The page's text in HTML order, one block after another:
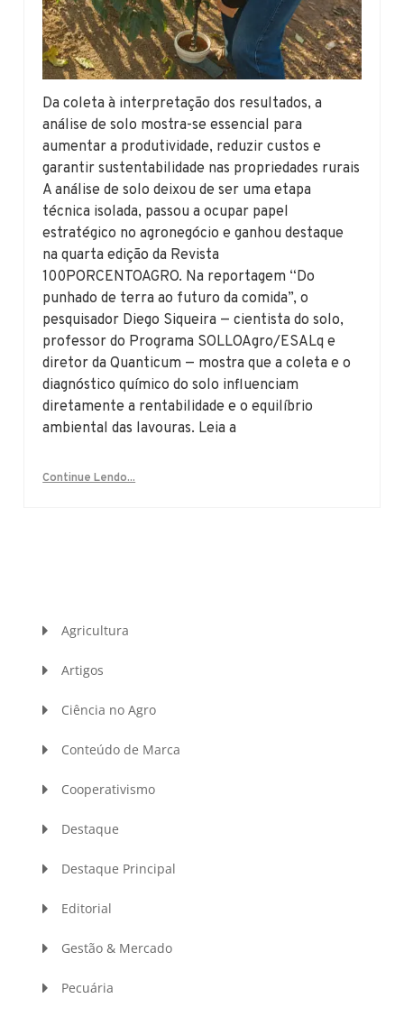
Da coleta à interpretação dos resultados, a
análise de solo mostra-se essencial para
aumentar a produtividade, reduzir custos e
garantir sustentabilidade nas propriedades rurais
A análise de solo deixou de ser uma etapa
técnica isolada, passou a ocupar papel
estratégico no agronegócio e ganhou destaque
na quarta edição da Revista
100PORCENTOAGRO. Na reportagem “Do
punhado de terra ao futuro da comida”, o
pesquisador Diego Siqueira — cientista do solo,
professor do Programa SOLLOAgro/ESALq e
diretor da Quanticum — mostra que a coleta e o
diagnóstico químico do solo influenciam
diretamente a rentabilidade e o equilíbrio
ambiental das lavouras. Leia a
Continue Lendo...
Agricultura
Artigos
Ciência no Agro
Conteúdo de Marca
Cooperativismo
Destaque
Destaque Principal
Editorial
Gestão & Mercado
Pecuária